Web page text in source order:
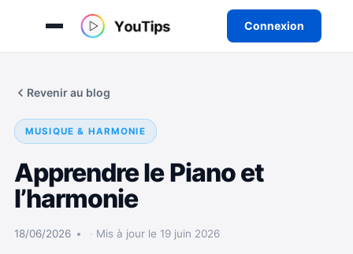
Connexion
Revenir au blog
MUSIQUE & HARMONIE
Apprendre le Piano et
l’harmonie
18/06/2026 Mis à jour le 19 juin 2026